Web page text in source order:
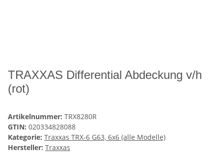
TRAXXAS Differential Abdeckung v/h
(rot)
Artikelnummer: TRX8280R
GTIN: 020334828088
Kategorie: Traxxas TRX-6 G63, 6x6 (alle Modelle)
Hersteller: Traxxas